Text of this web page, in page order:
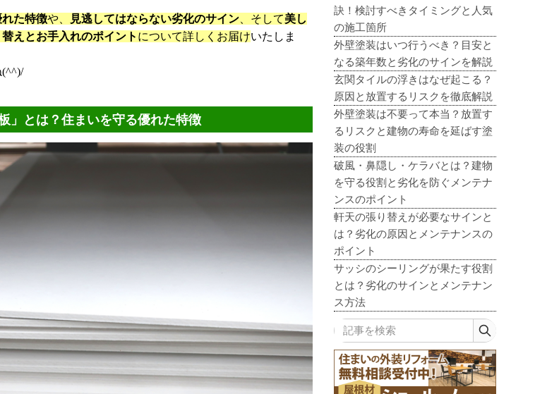
れた特徴や、 見逃してはならない劣化のサイン、そして美し
えとお手入れのポイント について詳しくお届けいたしま
」とは？住まいを守る優れた特徴
訣！検討すべきタイミングと人気
の施工箇所
外壁塗装はいつ行うべき？目安と
なる築年数と劣化のサインを解説
玄関タイルの浮きはなぜ起こる？
原因と放置するリスクを徹底解説
外壁塗装は不要って本当？放置す
るリスクと建物の寿命を延ばす塗
装の役割
破風・鼻隠し・ケラバとは？建物
を守る役割と劣化を防ぐメンテナ
ンスのポイント
軒天の張り替えが必要なサインと
は？劣化の原因とメンテナンスの
ポイント
サッシのシーリングが果たす役割
とは？劣化のサインとメンテナン
ス方法
記事を検索